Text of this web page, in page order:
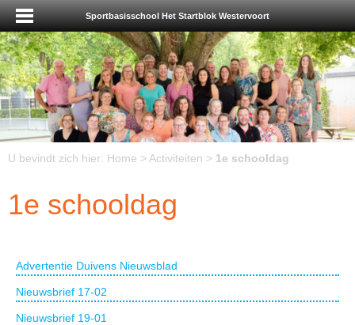
Sportbasisschool Het Startblok Westervoort
U bevindt zich hier: Home > Activiteiten > 1e schooldag
1e schooldag
Advertentie Duivens Nieuwsblad
Nieuwsbrief 17-02
Nieuwsbrief 19-01